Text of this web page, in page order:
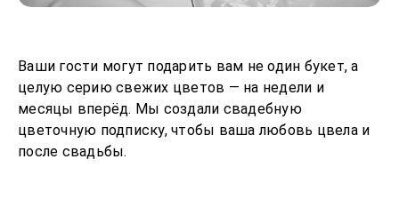
Ваши гости могут подарить вам не один букет, а
целую серию свежих цветов — на недели и
месяцы вперёд. Мы создали свадебную
цветочную подписку, чтобы ваша любовь цвела и
после свадьбы.